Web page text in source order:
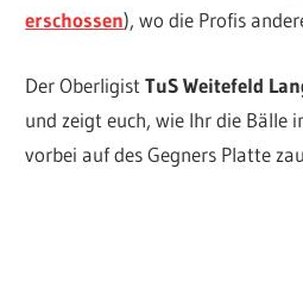
erschossen), wo die Profis
Der OberligistTuS Weitefeld
und zeigt euch, wie Ihr die Bälle
vorbei auf des Gegners Platte